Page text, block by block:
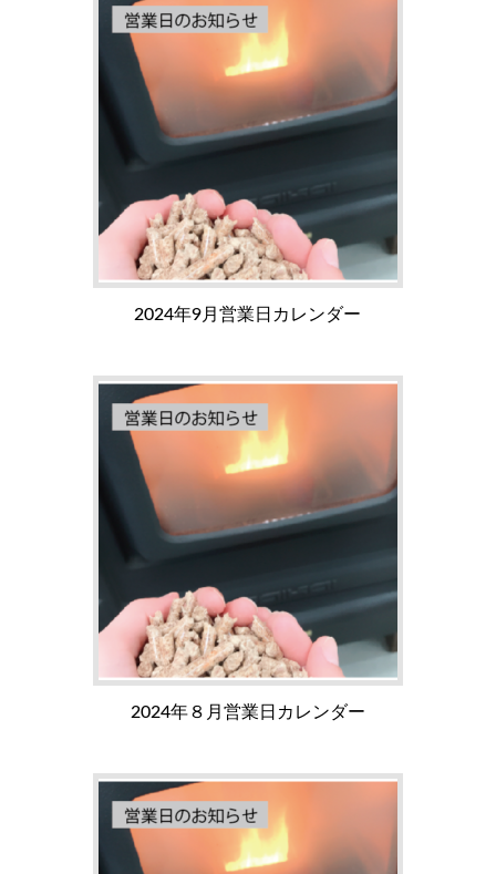
2024年9月営業日カレンダー
2024年８月営業日カレンダー